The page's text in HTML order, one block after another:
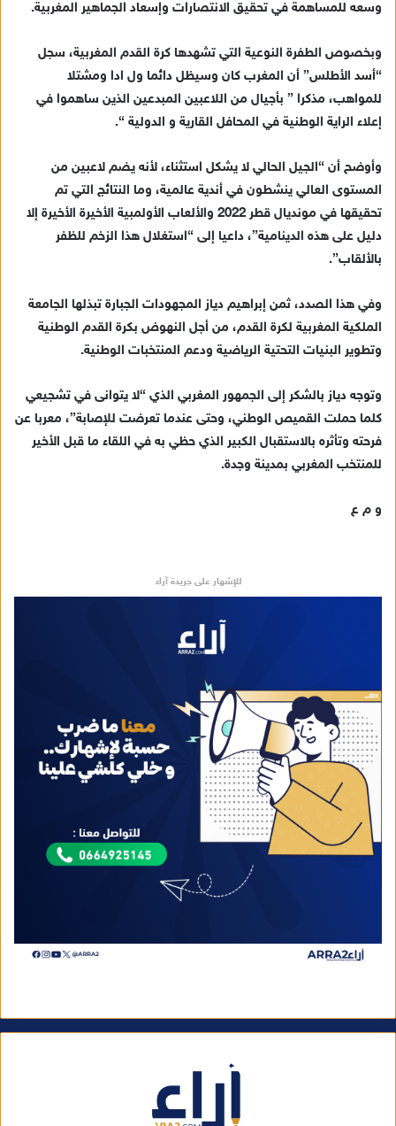
وسعه للمساهمة في تحقيق الانتصارات وإسعاد الجماهير المغربية.
وبخصوص الطفرة النوعية التي تشهدها كرة القدم المغربية، سجل
“أسد الأطلس” أن المغرب كان وسيظل دائما ول ادا ومشتلا
للمواهب، مذكرا ” بأجيال من اللاعبين المبدعين الذين ساهموا في
إعلاء الراية الوطنية في المحافل القارية و الدولية “.
وأوضح أن “الجيل الحالي لا يشكل استثناء، لأنه يضم لاعبين من
المستوى العالي ينشطون في أندية عالمية، وما النتائج التي تم
تحقيقها في مونديال قطر 2022 والألعاب الأولمبية الأخيرة الأخيرة إلا
دليل على هذه الدينامية”، داعيا إلى “استغلال هذا الزخم للظفر
بالألقاب”.
وفي هذا الصدد، ثمن إبراهيم دياز المجهودات الجبارة تبذلها الجامعة
الملكية المغربية لكرة القدم، من أجل النهوض بكرة القدم الوطنية
وتطوير البنيات التحتية الرياضية ودعم المنتخبات الوطنية.
وتوجه دياز بالشكر إلى الجمهور المغربي الذي “لا يتوانى في تشجيعي
كلما حملت القميص الوطني، وحتى عندما تعرضت للإصابة”، معربا عن
فرحته وتأثره بالاستقبال الكبير الذي حظي به في اللقاء ما قبل الأخير
للمنتخب المغربي بمدينة وجدة.
و م ع
للإشهار على جريدة آراء